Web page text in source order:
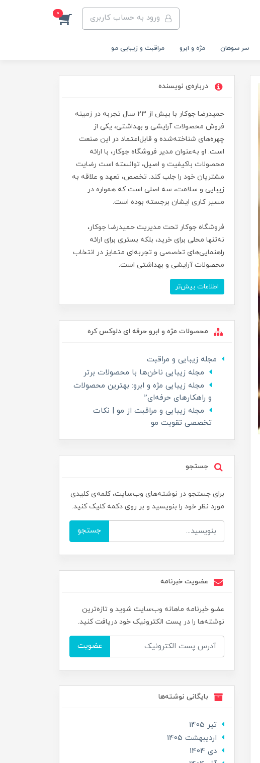
ورود به حساب کاربری 0
سر سوهان مژه و ابرو مراقبت و زیبایی مو
درباره‌ی نویسنده
حمیدرضا جوکار با بیش از ۲۳ سال تجربه در زمینه
فروش محصولات آرایشی و بهداشتی، یکی از
چهره‌های شناخته‌شده و قابل‌اعتماد در این صنعت
است. او به‌عنوان مدیر فروشگاه جوکار، با ارائه
محصولات باکیفیت و اصیل، توانسته است رضایت
مشتریان خود را جلب کند. تخصص، تعهد و علاقه به
زیبایی و سلامت، سه اصلی است که همواره در
مسیر کاری ایشان برجسته بوده است.
فروشگاه جوکار تحت مدیریت حمیدرضا جوکار،
نه‌تنها محلی برای خرید، بلکه بستری برای ارائه
راهنمایی‌های تخصصی و تجربه‌ای متمایز در انتخاب
محصولات آرایشی و بهداشتی است.
اطلاعات بیش‌تر
محصولات مژه و ابرو حرفه ای دلوکس کره
مجله زیبایی و مراقبت
مجله زیبایی ناخن‌ها با محصولات برتر
مجله زیبایی مژه و ابرو: بهترین محصولات
و راهکارهای حرفه‌ای”
مجله زیبایی و مراقبت از مو | نکات
تخصصی تقویت مو
جستجو
برای جستجو در نوشته‌های وب‌سایت، کلمه‌ی کلیدی
مورد نظر خود را بنویسید و بر روی دکمه کلیک کنید.
جستجو
عضویت خبرنامه
عضو خبرنامه ماهانه وب‌سایت شوید و تازه‌ترین
نوشته‌ها را در پست الکترونیک خود دریافت کنید.
عضویت
بایگانی نوشته‌ها
تير 1405
ارديبهشت 1405
دی 1404